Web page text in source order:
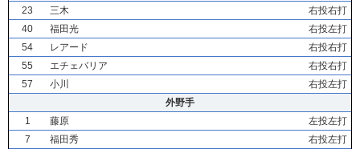
23
三木
右投右打
40
福田光
右投左打
54
レアード
右投右打
55
エチェバリア
右投右打
57
小川
右投左打
外野手
1
藤原
左投左打
7
福田秀
右投左打